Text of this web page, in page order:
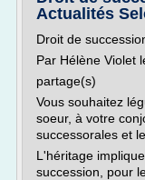
Actualités
Droit de
Par Hélène Violet
partage(s)
Vous souhaitez
soeur, à votre
successorales et
L'héritage
succession, pour